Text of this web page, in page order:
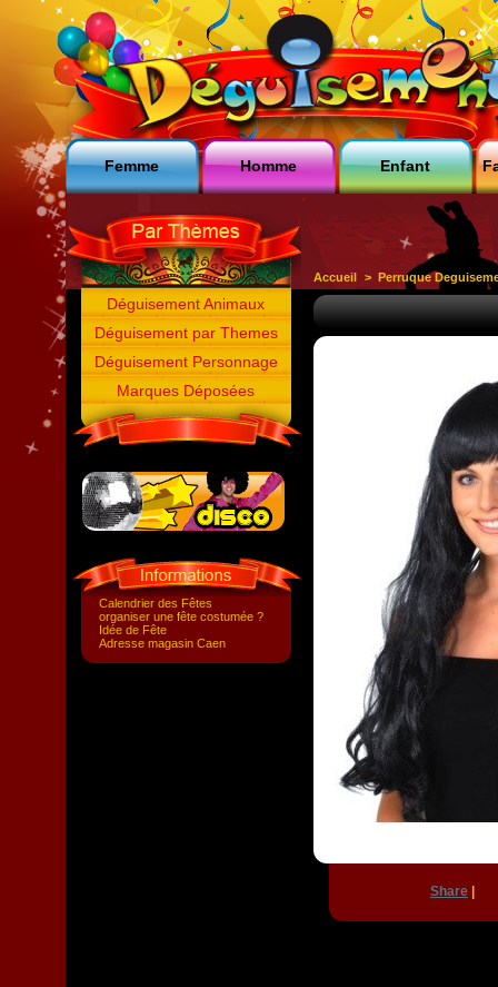
Femme Homme Enfant
Déguisement Animaux
Déguisement par Themes
Déguisement Personnage
Marques Déposées
Calendrier des Fêtes
organiser une fête costumée ?
Idée de Fête
Adresse magasin Caen
Accueil > Perruque
Share